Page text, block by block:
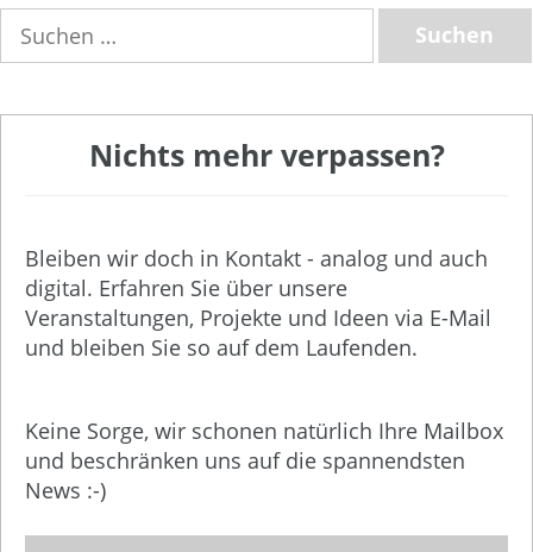
nach:
Nichts mehr verpassen?
Bleiben wir doch in Kontakt - analog und auch
digital. Erfahren Sie über unsere
Veranstaltungen, Projekte und Ideen via E-Mail
und bleiben Sie so auf dem Laufenden.
Keine Sorge, wir schonen natürlich Ihre Mailbox
und beschränken uns auf die spannendsten
News :-)